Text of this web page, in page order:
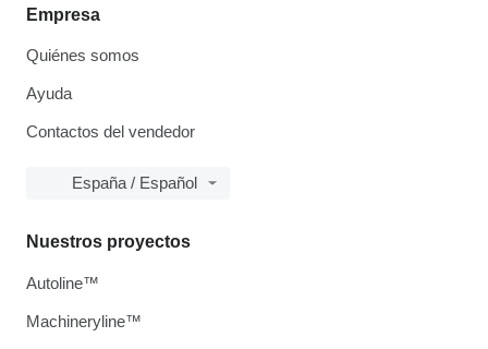
Empresa
Quiénes somos
Ayuda
Contactos del vendedor
España / Español
Nuestros proyectos
Autoline™
Machineryline™